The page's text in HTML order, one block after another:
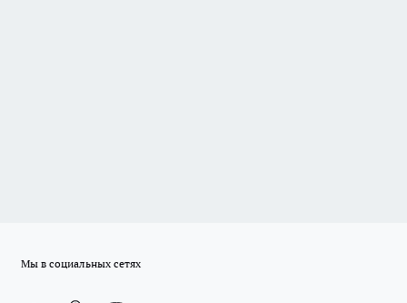
Мы в социальных сетях